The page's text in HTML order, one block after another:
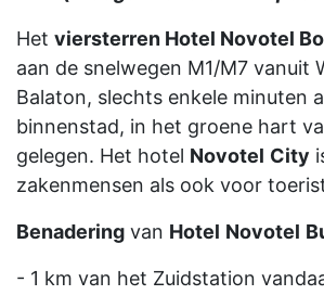
Het viersterren Hotel Novotel
aan de snelwegen M1/M7 vanuit
Balaton, slechts enkele minuten
binnenstad, in het groene hart
gelegen. Het hotel Novotel City
zakenmensen als ook voor
Benadering van Hotel Novotel
- 1 km van het Zuidstation